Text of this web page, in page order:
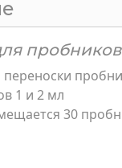
1 и 2 мл
30